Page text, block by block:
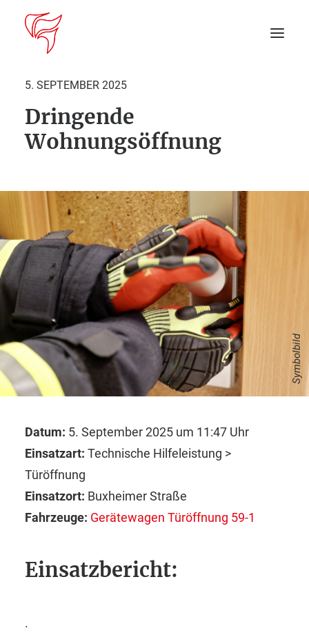
Startseite
Aktuelles
DEIN EINSATZ
Suche
5. SEPTEMBER 2025
Dringende
Wohnungsöffnung
Symbolbild
Datum: 5. September 2025 um 11:47 Uhr
Einsatzart: Technische Hilfeleistung >
Türöffnung
Einsatzort: Buxheimer Straße
Fahrzeuge: Gerätewagen Türöffnung 59-1
Einsatzbericht:
.